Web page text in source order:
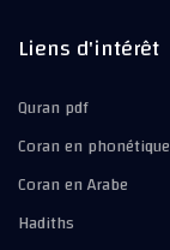
Liens d'intérêt
Quran pdf
Coran en phonétique
Coran en Arabe
Hadiths